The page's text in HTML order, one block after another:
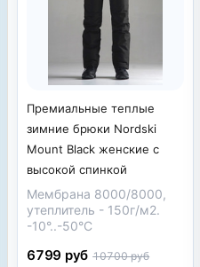
Премиальные теплые
зимние брюки Nordski
Mount Black женские с
высокой спинкой
Мембрана 8000/8000,
утеплитель - 150г/м2.
-10°..-50°С
6799 руб 10700 руб